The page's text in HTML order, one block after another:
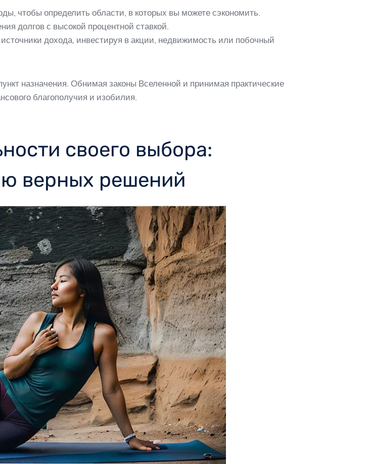
чтобы определить области, в которых вы можете сэкономить.
долгов с высокой процентной ставкой.
дохода, инвестируя в акции, недвижимость или побочный
назначения. Обнимая законы Вселенной и принимая практические
благополучия и изобилия.
своего выбора:
верных решений